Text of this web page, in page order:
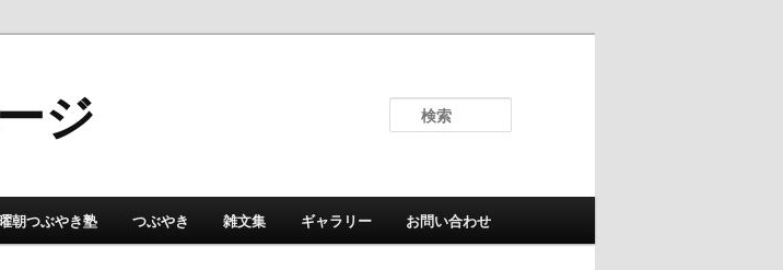
ジ
朝つぶやき塾 つぶやき 雑文集 ギャラリー お問い合わせ